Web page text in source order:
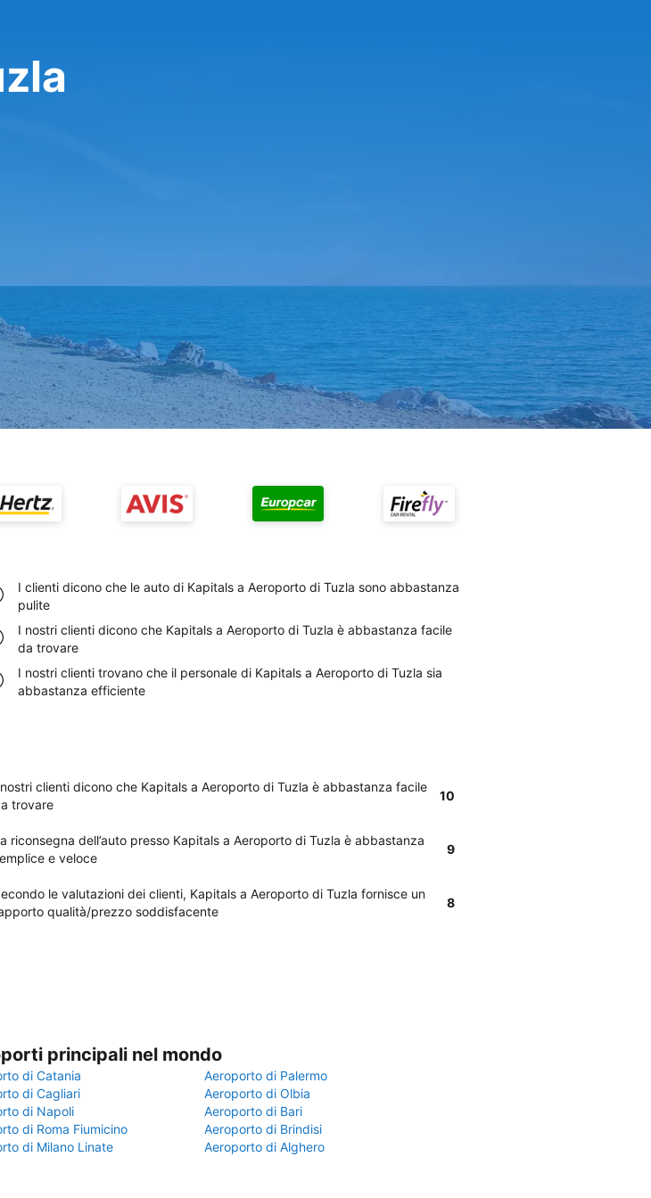
I clienti dicono che le auto di Kapitals a Aeroporto di Tuzla sono abbastanza
pulite
I nostri clienti dicono che Kapitals a Aeroporto di Tuzla è abbastanza facile
da trovare
I nostri clienti trovano che il personale di Kapitals a Aeroporto di Tuzla sia
abbastanza efficiente
clienti dicono che Kapitals a Aeroporto di Tuzla è abbastanza facile
trovare
10
riconsegna dell’auto presso Kapitals a Aeroporto di Tuzla è abbastanza
e veloce
9
le valutazioni dei clienti, Kapitals a Aeroporto di Tuzla fornisce un
qualità/prezzo soddisfacente
8
principali nel mondo
di Catania
Aeroporto di Palermo
di Cagliari
Aeroporto di Olbia
di Napoli
Aeroporto di Bari
di Roma Fiumicino
Aeroporto di Brindisi
di Milano Linate
Aeroporto di Alghero